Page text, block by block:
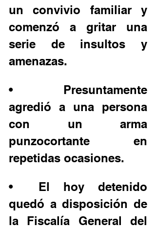
un convivio familiar y
comenzó a gritar una
serie de insultos y
amenazas.
•	Presuntamente
agredió a una persona
con un arma
punzocortante en
repetidas ocasiones.
•	El hoy detenido
quedó a disposición de
la Fiscalía General del